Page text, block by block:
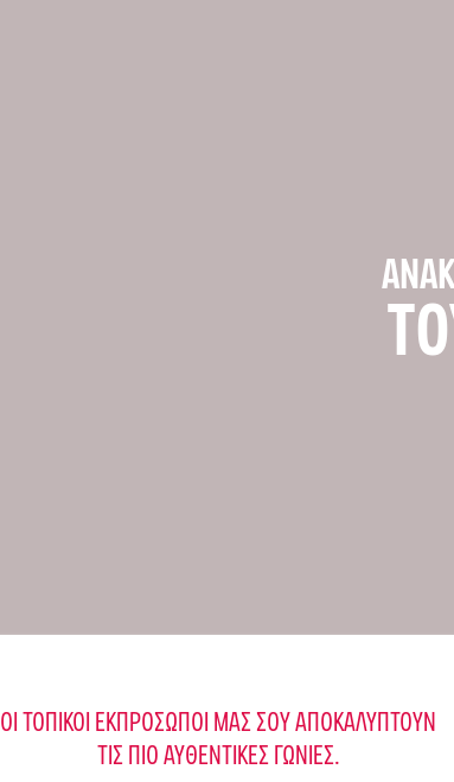
ΟΙ ΤΟΠΙΚΟΊ ΕΚΠΡΌΣΩΠΟΊ ΜΑΣ ΣΟΥ ΑΠΟΚΑΛΎΠΤΟΥΝ
ΤΙΣ ΠΙΟ ΑΥΘΕΝΤΙΚΈΣ ΓΩΝΙΈΣ.